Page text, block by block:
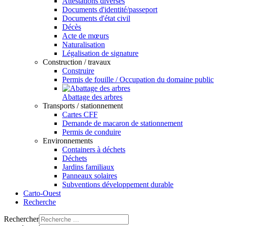
Documents d'identité/passeport
Documents d'état civil
Décès
Acte de mœurs
Naturalisation
Légalisation de signature
Construction / travaux
Construire
Permis de fouille / Occupation du domaine public
Abattage des arbres
Transports / stationnement
Cartes CFF
Demande de macaron de stationnement
Permis de conduire
Environnements
Containers à déchets
Déchets
Jardins familiaux
Panneaux solaires
Subventions développement durable
Carto-Ouest
Recherche
Rechercher